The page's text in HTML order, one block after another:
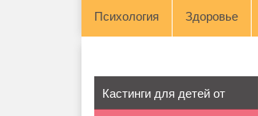
Психология Здоровье
Кастинги для детей от